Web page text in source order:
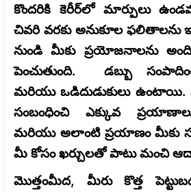
కొందరికి కెరీర్‌లో మార్పులు
చివరి వరకు అనుకూల ఫలితాలను
నుండి మీకు ప్రయోజనాలను
పెంచుతుంది. డబ్బు
మరియు ఒడిదుడుకులు
సంబంధించి ఎక్కువ
మరియు అలాంటి ప్రయాణం మీకు
మీ కోసం ఖర్చులతో పాటు మంచి
మొత్తంమీద, మీరు కొత్త